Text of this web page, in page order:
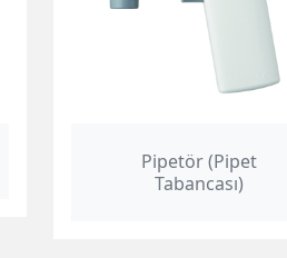
Pipetör (Pipet
Tabancası)